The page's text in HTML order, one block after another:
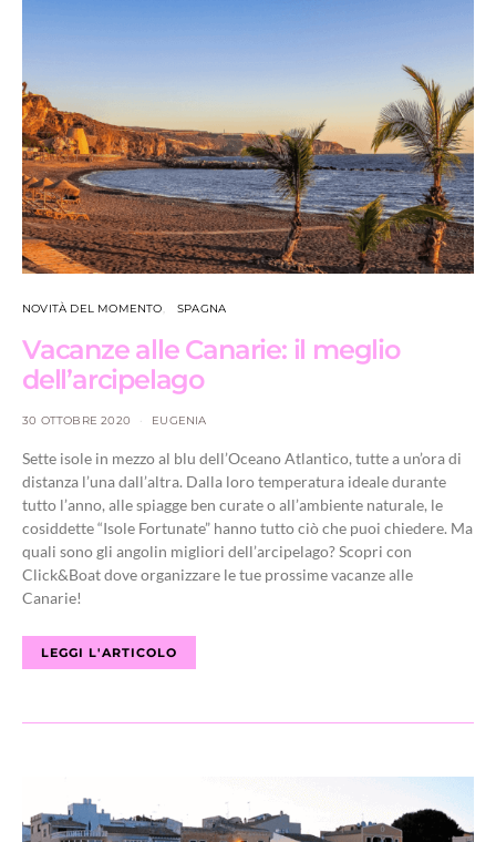
NOVITÀ DEL MOMENTO SPAGNA
Vacanze alle Canarie: il meglio
dell’arcipelago
30 OTTOBRE 2020 EUGENIA
Sette isole in mezzo al blu dell’Oceano Atlantico, tutte a un’ora di
distanza l’una dall’altra. Dalla loro temperatura ideale durante
tutto l’anno, alle spiagge ben curate o all’ambiente naturale, le
cosiddette “Isole Fortunate” hanno tutto ciò che puoi chiedere. Ma
quali sono gli angolin migliori dell’arcipelago? Scopri con
Click&Boat dove organizzare le tue prossime vacanze alle
Canarie!
LEGGI L'ARTICOLO